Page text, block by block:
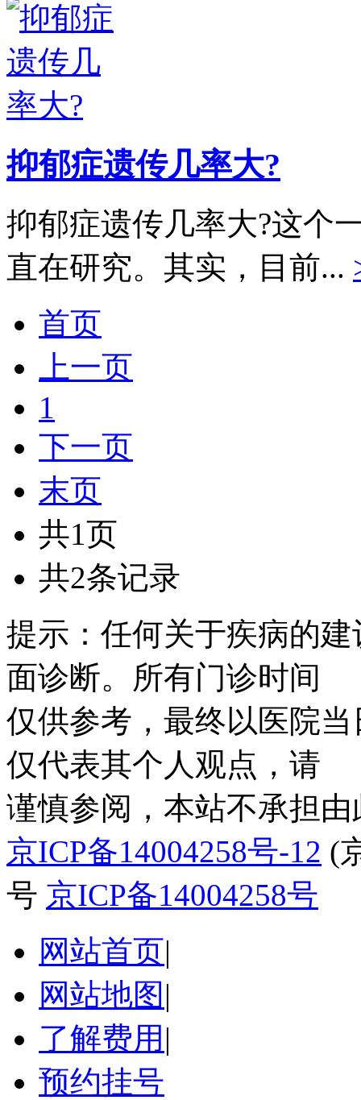
抑郁症遗传几率大?
抑郁症遗传几率大?这个
直在研究。其实，目前...
首页
上一页
1
下一页
末页
共1页
共2条记录
提示：任何关于疾病的
面诊断。所有门诊时间
仅供参考，最终以医院
仅代表其个人观点，请
谨慎参阅，本站不承担
京ICP备14004258号-12 (
号 京ICP备14004258号
网站首页|
网站地图 |
了解费用 |
预约挂号